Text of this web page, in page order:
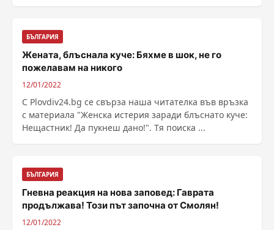
БЪЛГАРИЯ
Жената, блъснала куче: Бяхме в шок, не го
пожелавам на никого
12/01/2022
С Plovdiv24.bg се свърза наша читателка във връзка
с материала "Женска истерия заради блъснато куче:
Нещастник! Да пукнеш дано!". Тя поиска ...
БЪЛГАРИЯ
Гневна реакция на нова заповед: Гаврата
продължава! Този път започна от Смолян!
12/01/2022